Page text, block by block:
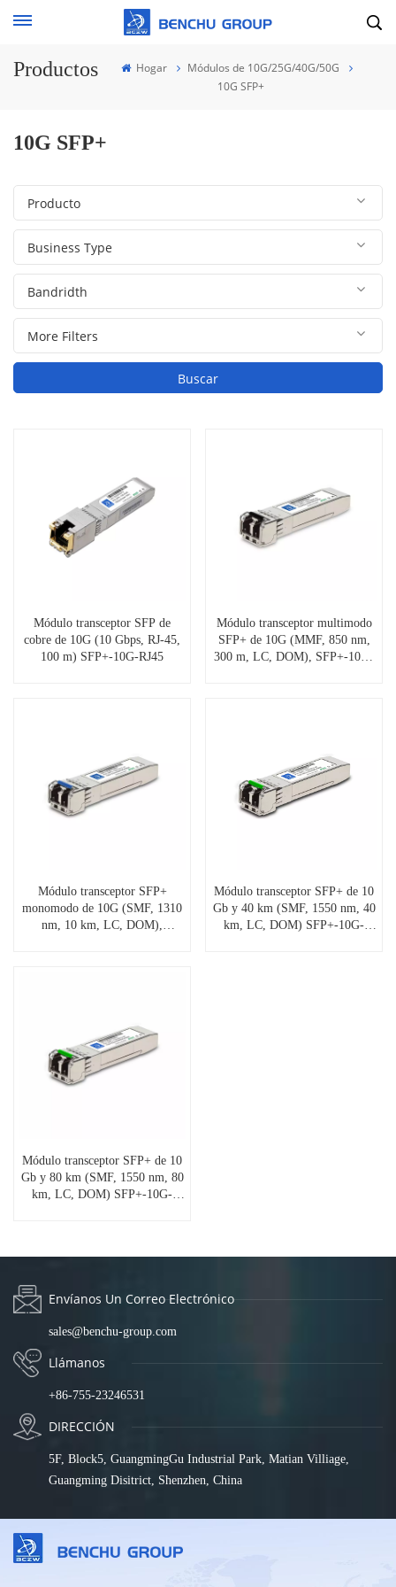
Productos Hogar
Módulos de 10G/25G/40G/50G
10G SFP+
10G SFP+
Buscar
Módulo transceptor SFP de
cobre de 10G (10 Gbps, RJ-45,
100 m) SFP+-10G-RJ45
Módulo transceptor multimodo
SFP+ de 10G (MMF, 850 nm,
300 m, LC, DOM), SFP+-10G-
Módulo transceptor SFP+
monomodo de 10G (SMF, 1310
nm, 10 km, LC, DOM),
Módulo transceptor SFP+ de 10
Gb y 40 km (SMF, 1550 nm, 40
km, LC, DOM) SFP+-10G-
Módulo transceptor SFP+ de 10
Gb y 80 km (SMF, 1550 nm, 80
km, LC, DOM) SFP+-10G-
Envíanos Un Correo Electrónico
sales@benchu-group.com
Llámanos
+86-755-23246531
DIRECCIÓN
5F, Block5, GuangmingGu Industrial Park, Matian Villiage,
Guangming Disitrict, Shenzhen, China